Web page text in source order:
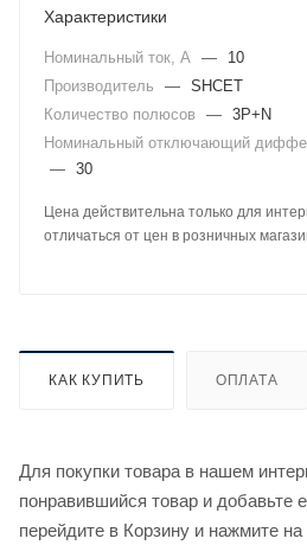
Характеристики
Номинальный ток, А —
10
Производитель
— SHCET
Количество полюсов
— 3P+N
Номинальный отключающий
— 30
Цена действительна только для
отличаться от цен в розничных
КАК КУПИТЬ ОПЛАТА
Для покупки товара в нашем
понравившийся товар и добавьте
перейдите в Корзину и нажмите